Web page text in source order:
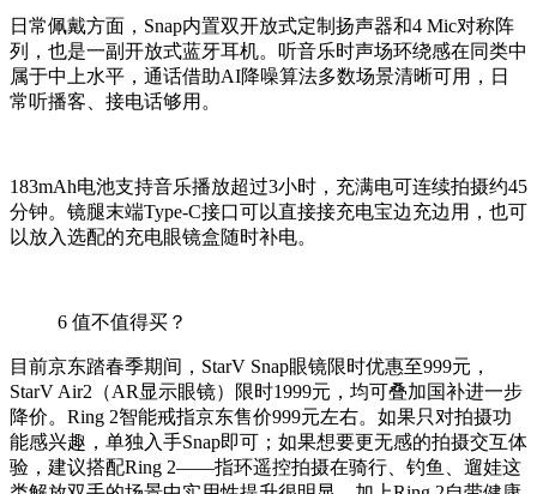
日常佩戴方面，Snap内置双开放式定制扬声器和4 Mic对称阵
列，也是一副开放式蓝牙耳机。听音乐时声场环绕感在同类中
属于中上水平，通话借助AI降噪算法多数场景清晰可用，日
常听播客、接电话够用。
183mAh电池支持音乐播放超过3小时，充满电可连续拍摄约45
分钟。镜腿末端Type-C接口可以直接接充电宝边充边用，也可
以放入选配的充电眼镜盒随时补电。
6 值不值得买？
目前京东踏春季期间，StarV Snap眼镜限时优惠至999元，
StarV Air2（AR显示眼镜）限时1999元，均可叠加国补进一步
降价。Ring 2智能戒指京东售价999元左右。如果只对拍摄功
能感兴趣，单独入手Snap即可；如果想要更无感的拍摄交互体
验，建议搭配Ring 2——指环遥控拍摄在骑行、钓鱼、遛娃这